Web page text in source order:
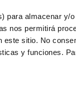
para almacenar y/
nos permitirá
este sitio. No
y funciones.